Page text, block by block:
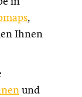
,
Ihnen
und